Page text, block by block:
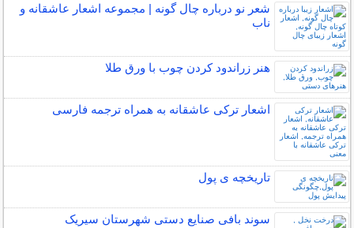
شعر نو درباره چال گونه | مجموعه اشعار عاشقانه و
ناب
هنر زراندود كردن چوب با ورق طلا
اشعار ترکی عاشقانه به همراه ترجمه فارسی
تاریخچه ی پول
سوند بافی صنایع دستی شهرستان سیریک